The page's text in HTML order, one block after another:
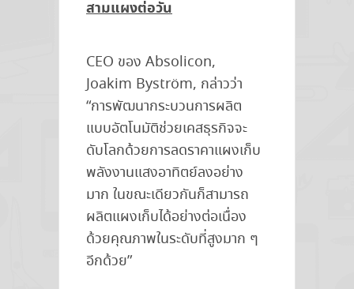
สามแผงต่อวัน
CEO ของ Absolicon,
Joakim Byström, กล่าวว่า
“การพัฒนากระบวนการผลิต
แบบอัตโนมัติช่วยเคสธุรกิจจะ
ดับโลกด้วยการลดราคาแผงเก็บ
พลังงานแสงอาทิตย์ลงอย่าง
มาก ในขณะเดียวกันก็สามารถ
ผลิตแผงเก็บได้อย่างต่อเนื่อง
ด้วยคุณภาพในระดับที่สูงมาก ๆ
อีกด้วย”